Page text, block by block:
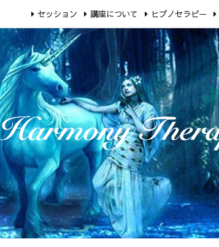
セッション 講座について ヒプノセラピー